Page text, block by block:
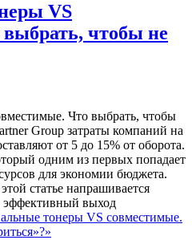
VS
чтобы не
Что выбрать, чтобы
Group затраты компаний на
от 5 до 15% от оборота.
одним из первых попадает
для экономии бюджета.
статье напрашивается
эффективный выход
тонеры VS совместимые.